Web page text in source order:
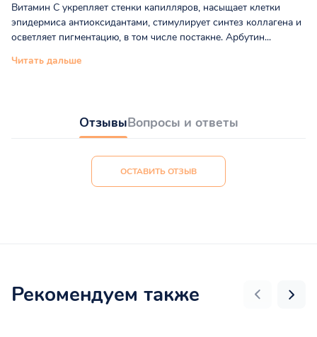
Витамин С укрепляет стенки капилляров, насыщает клетки
эпидермиса антиоксидантами, стимулирует синтез коллагена и
осветляет пигментацию, в том числе постакне. Арбутин...
Читать дальше
ОтзывыВопросы и ответы
ОСТАВИТЬ ОТЗЫВ
Рекомендуем также